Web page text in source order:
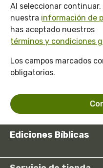
Al seleccionar
nuestra información de
has aceptado nuestros
términos y condiciones
Los campos marcados
obligatorios.
Ediciones Bíblicas